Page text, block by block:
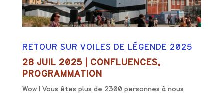
RETOUR SUR VOILES DE LÉGENDE 2025
28 JUIL 2025 CONFLUENCES,
PROGRAMMATION
Wow ! Vous êtes plus de 2300 personnes à nous